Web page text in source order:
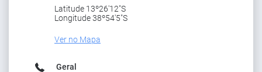
Latitude 13º26'12"S
Longitude 38º54'5"S
Ver no Mapa
Geral